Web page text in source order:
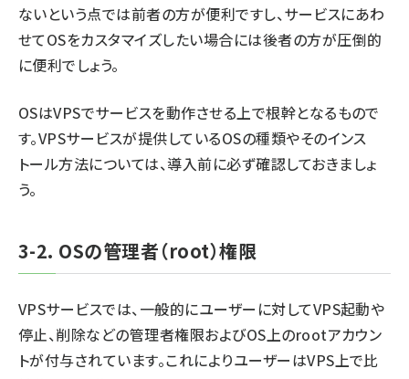
ないという点では前者の方が便利ですし、サービスにあわ
せてOSをカスタマイズしたい場合には後者の方が圧倒的
に便利でしょう。
OSはVPSでサービスを動作させる上で根幹となるもので
す。VPSサービスが提供しているOSの種類やそのインス
トール方法については、導入前に必ず確認しておきましょ
う。
3-2. OSの管理者（root）権限
VPSサービスでは、一般的にユーザーに対してVPS起動や
停止、削除などの管理者権限およびOS上のrootアカウン
トが付与されています。これによりユーザーはVPS上で比